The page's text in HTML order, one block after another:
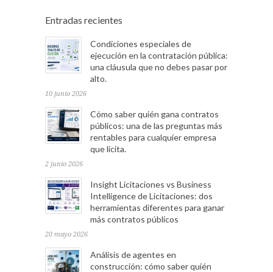
Entradas recientes
Condiciones especiales de
ejecución en la contratación pública:
una cláusula que no debes pasar por
alto.
10 junio 2026
Cómo saber quién gana contratos
públicos: una de las preguntas más
rentables para cualquier empresa
que licita.
2 junio 2026
Insight Licitaciones vs Business
Intelligence de Licitaciones: dos
herramientas diferentes para ganar
más contratos públicos
20 mayo 2026
Análisis de agentes en
construcción: cómo saber quién